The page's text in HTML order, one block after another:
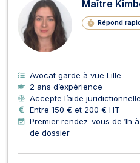
Maître
Répond
Avocat garde à vue Lille
2 ans d’expérience
Accepte l’aide
Entre 150 € et 200 € HT
Premier rendez-vous de 1h
de dossier